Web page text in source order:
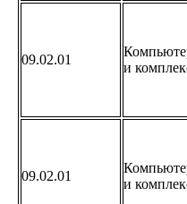
09.02.01
и
09.02.01
и